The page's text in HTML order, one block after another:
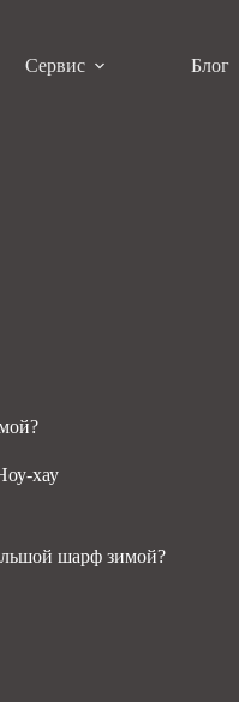
Сервис Блог
хау
шарф зимой?